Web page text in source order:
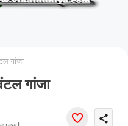
गांजा
गांजा
share